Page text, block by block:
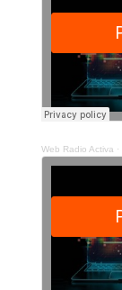
Web Radio Activa ·